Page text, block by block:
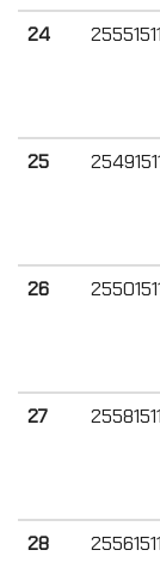
24
25
26
27
28